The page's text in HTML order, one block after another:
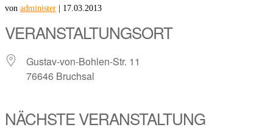
von administer 17.03.2013
VERANSTALTUNGSORT
Gustav-von-Bohlen-Str. 11
76646 Bruchsal
NÄCHSTE VERANSTALTUNG